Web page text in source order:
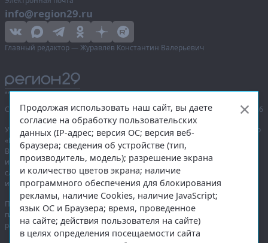
info@region29.ru
Главный редактор — Журавлёв Константин Валерьевич
Сетевое издание «Информационное агентство Регион 29»,
© 2016–2026
Учредитель — общество с ограниченной ответственностью «Агентство
«Правда Севера».
Выписка из реестра зарегистрированных средств массовой
информации:ЭЛ № ФС 77-74226от 09.11.2018 выдано Федеральной
службой по надзору в сфере связи, информационных технологий
и массовых коммуникаций (Роскомнадзор).
При полном или частичном использовании любых материалов
гиперссылка на region29.ruобязательна. Копирование материалов без
разрешения администрации сайта запрещено.
Продолжая использовать наш сайт, вы даете
согласие на обработку пользовательских
данных (IP-адрес; версия ОС; версия веб-
браузера; сведения об устройстве (тип,
производитель, модель); разрешение экрана
и количество цветов экрана; наличие
программного обеспечения для блокирования
рекламы, наличие Cookies, наличие JavaScript;
язык ОС и Браузера; время, проведенное
на сайте; действия пользователя на сайте)
в целях определения посещаемости сайта